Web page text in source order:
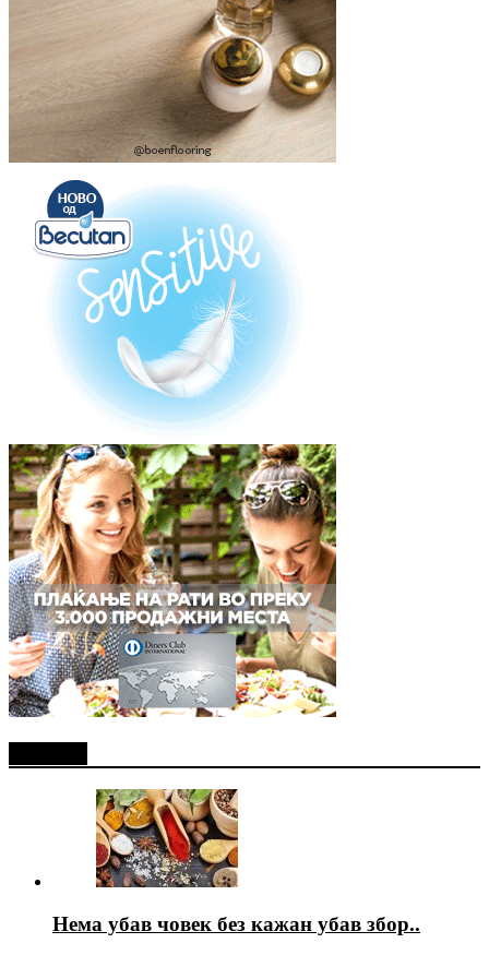
Нема убав човек без кажан убав збор..